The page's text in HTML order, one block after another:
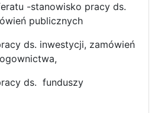
-stanowisko pracy ds.
publicznych
ds. inwestycji, zamówień
ds. funduszy